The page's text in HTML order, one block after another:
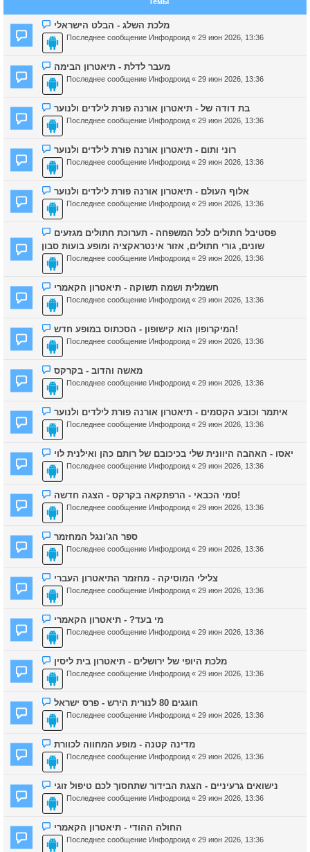
מלכת השלג - הבלט הישראלי
Последнее сообщение Инфодроид « 29 июн 2026, 13:36
מעבר לדלת - תיאטרון הבימה
Последнее сообщение Инфодроид « 29 июн 2026, 13:36
בת דודה של - תיאטרון אורנה פורת לילדים ולנוער
Последнее сообщение Инфодроид « 29 июн 2026, 13:36
רוני ותום - תיאטרון אורנה פורת לילדים ולנוער
Последнее сообщение Инфодроид « 29 июн 2026, 13:36
אלוף העולם - תיאטרון אורנה פורת לילדים ולנוער
Последнее сообщение Инфодроид « 29 июн 2026, 13:36
פסטיבל חתולים לכל המשפחה - תערוכת חתולים מגזעים
שונים, גורי חתולים, אזור אינטראקציה ומופע בועות סבון
Последнее сообщение Инфодроид « 29 июн 2026, 13:36
חשמלית ושמה תשוקה - תיאטרון הקאמרי
Последнее сообщение Инфодроид « 29 июн 2026, 13:36
המיקרופון הוא קישופון - הסכתוס במופע חדש!
Последнее сообщение Инфодроид « 29 июн 2026, 13:36
מאשה והדוב - בקרקס
Последнее сообщение Инфодроид « 29 июн 2026, 13:36
איתמר וכובע הקסמים - תיאטרון אורנה פורת לילדים ולנוער
Последнее сообщение Инфодроид « 29 июн 2026, 13:36
יאסו - האהבה היוונית שלי בכיכובם של רותם כהן ואילנית לוי
Последнее сообщение Инфодроид « 29 июн 2026, 13:36
סמי הכבאי - הרפתקאה בקרקס - הצגה חדשה!
Последнее сообщение Инфодроид « 29 июн 2026, 13:36
ספר הג'ונגל המחזמר
Последнее сообщение Инфодроид « 29 июн 2026, 13:36
צלילי המוסיקה - מחזמר התיאטרון העברי
Последнее сообщение Инфодроид « 29 июн 2026, 13:36
מי בעד? - תיאטרון הקאמרי
Последнее сообщение Инфодроид « 29 июн 2026, 13:36
מלכת היופי של ירושלים - תיאטרון בית ליסין
Последнее сообщение Инфодроид « 29 июн 2026, 13:36
חוגגים 80 לנורית הירש - פרס ישראל
Последнее сообщение Инфодроид « 29 июн 2026, 13:36
מדינה קטנה - מופע המחווה לכוורת
Последнее сообщение Инфодроид « 29 июн 2026, 13:36
נישואים גרעיניים - הצגת הבידור שתחסוך לכם טיפול זוגי
Последнее сообщение Инфодроид « 29 июн 2026, 13:36
החולה ההודי - תיאטרון הקאמרי
Последнее сообщение Инфодроид « 29 июн 2026, 13:36